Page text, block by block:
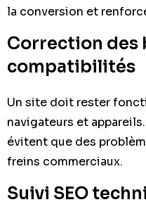
la conversion et
Correction des
compatibilités
Un site doit rester
navigateurs et
évitent que des
freins commerciaux.
Suivi SEO